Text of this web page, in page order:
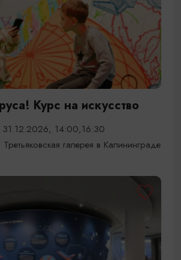
Курс на искусство
14:00,16:30
галерея в Калининграде